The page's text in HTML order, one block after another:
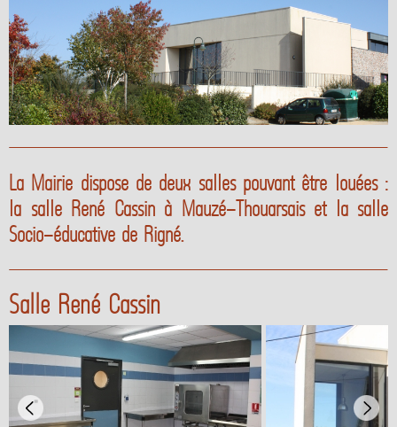
La Mairie dispose de deux salles pouvant être louées :
la salle René Cassin à Mauzé-Thouarsais et la salle
Socio-éducative de Rigné.
Salle René Cassin